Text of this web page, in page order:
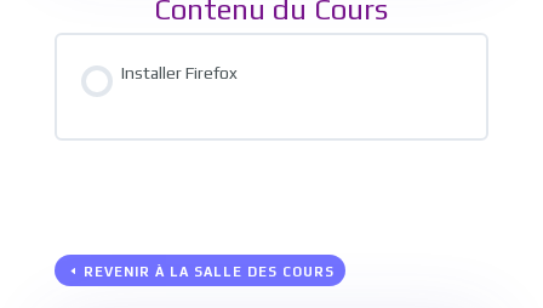
Contenu du Cours
Installer Firefox
REVENIR À LA SALLE DES COURS